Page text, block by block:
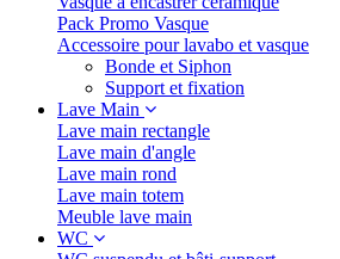
Pack Promo Vasque
Accessoire pour lavabo et vasque
Bonde et Siphon
Support et fixation
Lave Main
Lave main rectangle
Lave main d'angle
Lave main rond
Lave main totem
Meuble lave main
WC